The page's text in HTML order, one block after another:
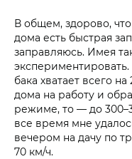
В общем, здорово,
дома есть быстрая
заправляюсь. Имея
бака хватает всего
дома на работу и
режиме, то — до
все время мне
вечером на дачу по
70 км/ч.